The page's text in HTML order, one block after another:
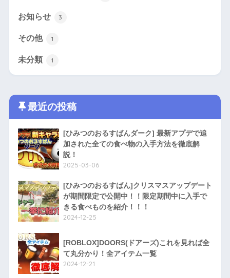
お知らせ 3
その他 1
未分類 1
最近の投稿
[ひみつのおるすばんダーク] 最新アプデで追
加された全ての食べ物の入手方法を徹底解
説！
2025-03-06
[ひみつのおるすばん]クリスマスアップデート
が期間限定で公開中！！限定期間中に入手で
きる食べものを紹介！！！
2024-12-25
[ROBLOX]DOORS(ドアーズ)これを見れば全
て丸分かり！全アイテム一覧
2024-12-21